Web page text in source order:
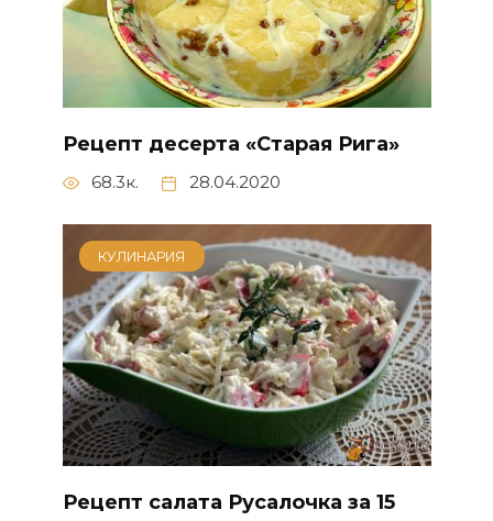
Рецепт десерта «Старая Рига»
68.3к. 28.04.2020
КУЛИНАРИЯ
Рецепт салата Русалочка за 15